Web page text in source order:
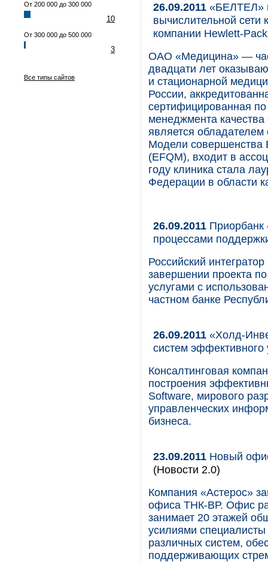
От 200 000 до 300 000
10
От 300 000 до 500 000
3
Все типы сайтов
26.09.2011 «БЕЛТЕЛ»
вычислительной
компании Hewlett-
ОАО «Медицина» —
двадцати лет
и стационарной
России,
сертифицированная
менеджмента
является
Модели совершенства
(EFQM), входит в
году клиника стала
Федерации в области
26.09.2011 Приорбанк
процессами
Российский
завершении проекта
услугами с
частном банке
26.09.2011 «Холд-
систем эффективного
Консалтинговая
построения
Software, мирового
управленческих
бизнеса.
23.09.2011 Новый
(Новости 2.0)
Компания «Астерос»
офиса ТНК-ВР. Офис
занимает 20 этажей
усилиями
различных систем,
поддерживающих